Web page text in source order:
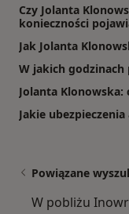
Czy Jolanta
konieczności
Jak Jolanta
W jakich godzinach
Jolanta Klonowska:
Jakie
Powiązane
W pobliżu